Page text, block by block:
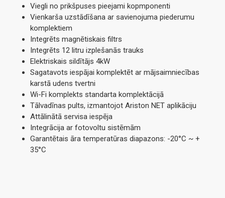
Viegli no prikšpuses pieejami kopmponenti
Vienkarša uzstādīšana ar savienojuma piederumu
komplektiem
Integrēts magnētiskais filtrs
Integrēts 12 litru izplešanās trauks
Elektriskais sildītājs 4kW
Sagatavots iespājai komplektēt ar mājsaimniecības
karstā udens tvertni
Wi-Fi komplekts standarta komplektācijā
Tālvadīnas pults, izmantojot Ariston NET aplikāciju
Attālinātā servisa iespēja
Integrācija ar fotovoltu sistēmām
Garantētais āra temperatūras diapazons: -20°C ~ +
35°C